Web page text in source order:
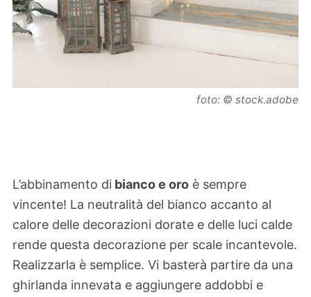
foto: © stock.adobe
L’abbinamento di bianco e oro è sempre
vincente! La neutralità del bianco accanto al
calore delle decorazioni dorate e delle luci calde
rende questa decorazione per scale incantevole.
Realizzarla è semplice. Vi basterà partire da una
ghirlanda innevata e aggiungere addobbi e